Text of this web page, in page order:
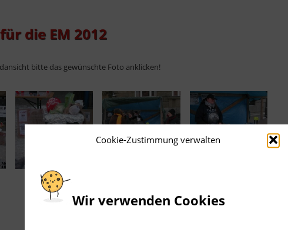
Cookie-Zustimmung verwalten
Wir verwenden Cookies
die EM 2012
bitte das gewünschte Foto anklicken!